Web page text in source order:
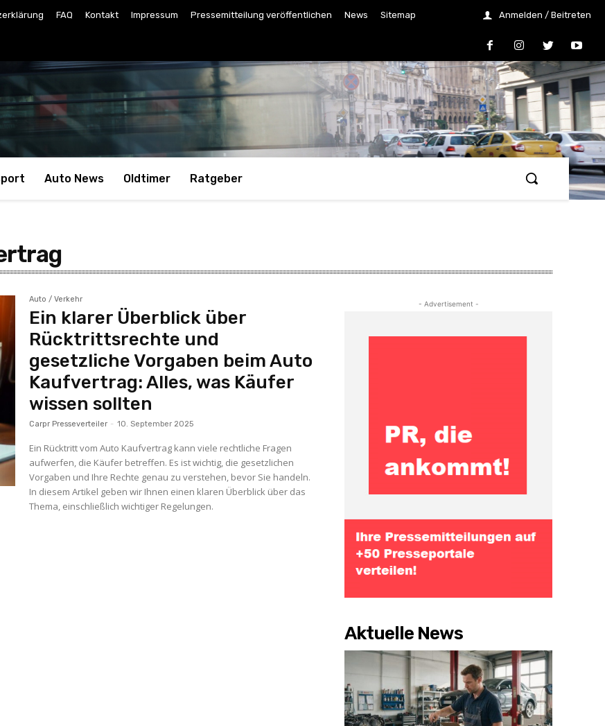
FAQ Kontakt Impressum Pressemitteilung veröffentlichen News Sitemap Anmelden / Beitreten
Auto News Oldtimer Ratgeber
Auto / Verkehr
Ein klarer Überblick über
Rücktrittsrechte und
gesetzliche Vorgaben beim Auto
Kaufvertrag: Alles, was Käufer
wissen sollten
Carpr Presseverteiler - 10. September 2025
Ein Rücktritt vom Auto Kaufvertrag kann viele rechtliche Fragen
aufwerfen, die Käufer betreffen. Es ist wichtig, die gesetzlichen
Vorgaben und Ihre Rechte genau zu verstehen, bevor Sie handeln.
In diesem Artikel geben wir Ihnen einen klaren Überblick über das
Thema, einschließlich wichtiger Regelungen.
- Advertisement -
Aktuelle News